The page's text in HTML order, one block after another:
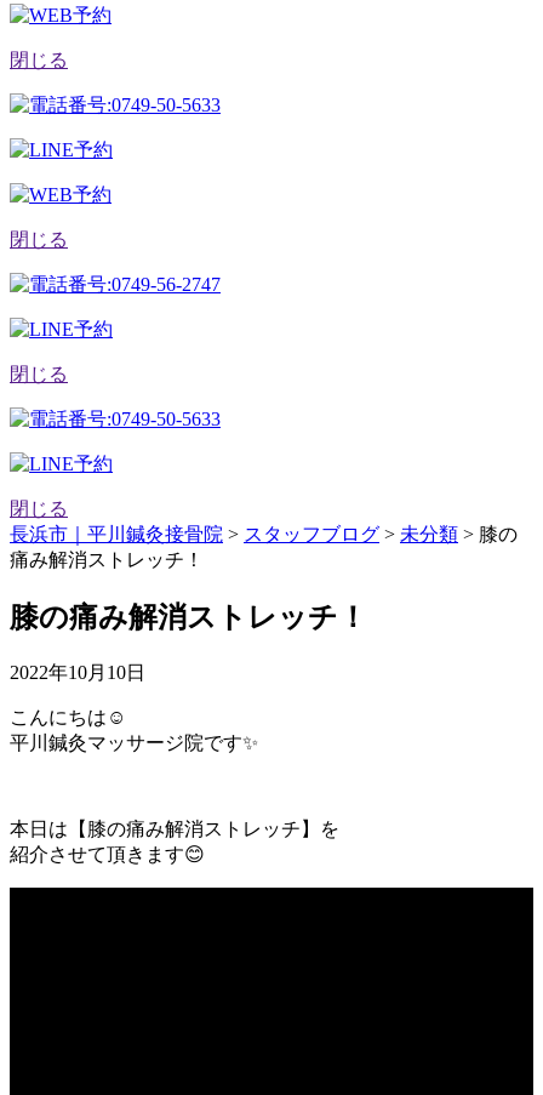
閉じる
閉じる
閉じる
閉じる
長浜市｜平川鍼灸接骨院 > スタッフブログ > 未分類 > 膝の
痛み解消ストレッチ！
膝の痛み解消ストレッチ！
2022年10月10日
こんにちは☺️
平川鍼灸マッサージ院です✨
本日は【膝の痛み解消ストレッチ】を
紹介させて頂きます😊